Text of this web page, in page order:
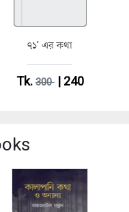
৭১' এর কথা
Tk.300| 240